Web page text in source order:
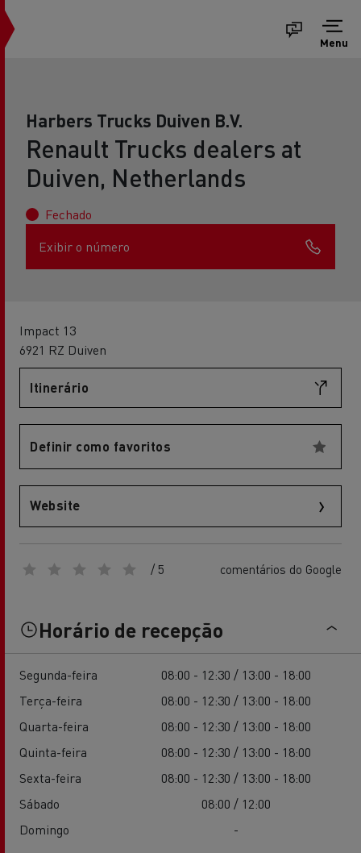
Menu
Harbers Trucks Duiven B.V.
Renault Trucks dealers at
Duiven, Netherlands
Fechado
Exibir o número
Impact 13
6921 RZ Duiven
Itinerário
Definir como favoritos
Website
/ 5 comentários do Google
Horário de recepção
Segunda-feira
08:00 - 12:30 / 13:00 - 18:00
Terça-feira
08:00 - 12:30 / 13:00 - 18:00
Quarta-feira
08:00 - 12:30 / 13:00 - 18:00
Quinta-feira
08:00 - 12:30 / 13:00 - 18:00
Sexta-feira
08:00 - 12:30 / 13:00 - 18:00
Sábado
08:00 / 12:00
Domingo
-